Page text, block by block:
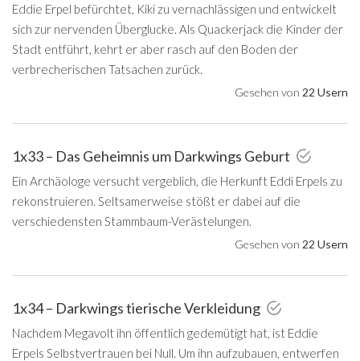
Eddie Erpel befürchtet, Kiki zu vernachlässigen und entwickelt
sich zur nervenden Überglucke. Als Quackerjack die Kinder der
Stadt entführt, kehrt er aber rasch auf den Boden der
verbrecherischen Tatsachen zurück.
Gesehen von 22 Usern
1x33 – Das Geheimnis um Darkwings Geburt
Ein Archäologe versucht vergeblich, die Herkunft Eddi Erpels zu
rekonstruieren. Seltsamerweise stößt er dabei auf die
verschiedensten Stammbaum-Verästelungen.
Gesehen von 22 Usern
1x34 – Darkwings tierische Verkleidung
Nachdem Megavolt ihn öffentlich gedemütigt hat, ist Eddie
Erpels Selbstvertrauen bei Null. Um ihn aufzubauen, entwerfen